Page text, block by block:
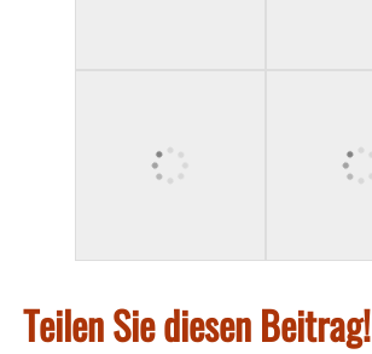
Teilen Sie diesen Beitrag!